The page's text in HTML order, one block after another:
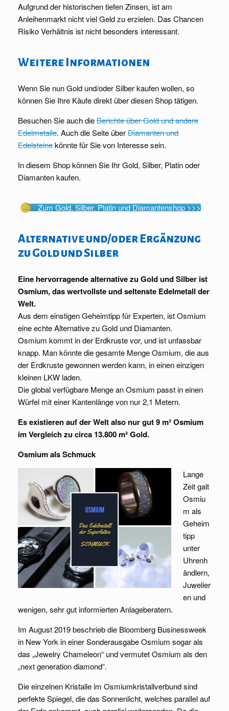
Aufgrund der historischen tiefen Zinsen, ist am
Anleihenmarkt nicht viel Geld zu erzielen. Das Chancen
Risiko Verhältnis ist nicht besonders interessant.
Weitere Informationen
Wenn Sie nun Gold und/oder Silber kaufen wollen, so
können Sie Ihre Käufe direkt über diesen Shop tätigen.
Besuchen Sie auch dieBerichte über Gold und andere
Edelmetalle. Auch die Seite überDiamanten und
Edelsteinekönnte für Sie von Interesse sein.
In diesem Shop können Sie Ihr Gold, Silber, Platin oder
Diamanten kaufen.
Zum Gold, Silber, Platin und Diamantenshop >>>
Alternative und/oder Ergänzung
zu Gold und Silber
Eine hervorragende alternative zu Gold und Silber ist
Osmium, das wertvollste und seltenste Edelmetall der
Welt.
Aus dem einstigen Geheimtipp für Experten, ist Osmium
eine echte Alternative zu Gold und Diamanten.
Osmium kommt in der Erdkruste vor, und ist unfassbar
knapp. Man könnte die gesamte Menge Osmium, die aus
der Erdkruste gewonnen werden kann, in einen einzigen
kleinen LKW laden.
Die global verfügbare Menge an Osmium passt in einen
Würfel mit einer Kantenlänge von nur 2,1 Metern.
Es existieren auf der Welt also nur gut 9 m³ Osmium
im Vergleich zu circa 13.800 m³ Gold.
Osmium als Schmuck
Lange
Zeit galt
Osmiu
m als
Geheim
tipp
unter
Uhrenh
ändlern,
Juwelier
en und
wenigen, sehr gut informierten Anlageberatern.
Im August 2019 beschrieb die Bloomberg Businessweek
in New York in einer Sonderausgabe Osmium sogar als
das „Jewelry Chameleon“ und vermutet Osmium als den
„next generation diamond“.
Die einzelnen Kristalle im Osmiumkristallverbund sind
perfekte Spiegel, die das Sonnenlicht, welches parallel auf